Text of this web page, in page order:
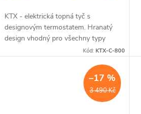
KTX - elektrická topná tyč s
designovým termostatem. Hranatý
design vhodný pro všechny typy
radiátorů. Série: KTX • Barva:
Termostat • Výkon: 800 W...
Kód:KTX-C-800
3 490 Kč
–17 %